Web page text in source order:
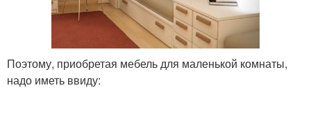
Поэтому, приобретая мебель для маленькой комнаты,
надо иметь ввиду: